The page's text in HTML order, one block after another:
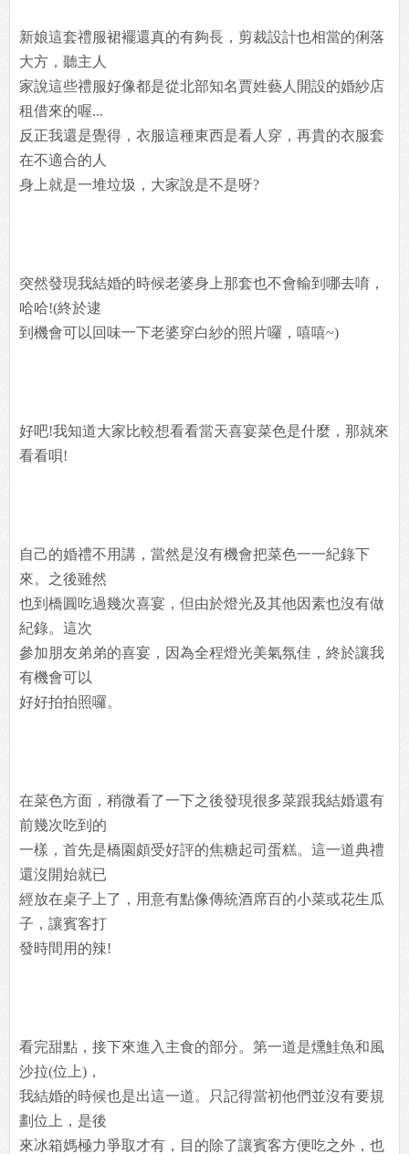
新娘這套禮服裙襬還真的有夠長，剪裁設計也相當的俐落
大方，聽主人
家說這些禮服好像都是從北部知名賈姓藝人開設的婚紗店
租借來的喔...
反正我還是覺得，衣服這種東西是看人穿，再貴的衣服套
在不適合的人
身上就是一堆垃圾，大家說是不是呀?
突然發現我結婚的時候老婆身上那套也不會輸到哪去唷，
哈哈!(終於逮
到機會可以回味一下老婆穿白紗的照片囉，嘻嘻~)
好吧!我知道大家比較想看看當天喜宴菜色是什麼，那就來
看看唄!
自己的婚禮不用講，當然是沒有機會把菜色一一紀錄下
來。之後雖然
也到橋圓吃過幾次喜宴，但由於燈光及其他因素也沒有做
紀錄。這次
參加朋友弟弟的喜宴，因為全程燈光美氣氛佳，終於讓我
有機會可以
好好拍拍照囉。
在菜色方面，稍微看了一下之後發現很多菜跟我結婚還有
前幾次吃到的
一樣，首先是橋園頗受好評的焦糖起司蛋糕。這一道典禮
還沒開始就已
經放在桌子上了，用意有點像傳統酒席百的小菜或花生瓜
子，讓賓客打
發時間用的辣!
看完甜點，接下來進入主食的部分。第一道是燻鮭魚和風
沙拉(位上)，
我結婚的時候也是出這一道。只記得當初他們並沒有要規
劃位上，是後
來冰箱媽極力爭取才有，目的除了讓賓客方便吃之外，也